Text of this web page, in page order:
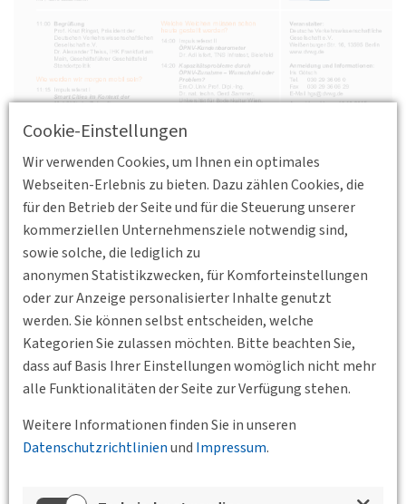
Cookie-Einstellungen
Wir verwenden Cookies, um Ihnen ein optimales
Webseiten-Erlebnis zu bieten. Dazu zählen Cookies, die
für den Betrieb der Seite und für die Steuerung unserer
kommerziellen Unternehmensziele notwendig sind,
sowie solche, die lediglich zu
anonymen Statistikzwecken, für Komforteinstellungen
oder zur Anzeige personalisierter Inhalte genutzt
werden. Sie können selbst entscheiden, welche
Kategorien Sie zulassen möchten. Bitte beachten Sie,
dass auf Basis Ihrer Einstellungen womöglich nicht mehr
alle Funktionalitäten der Seite zur Verfügung stehen.
Weitere Informationen finden Sie in unseren
Datenschutzrichtlinienund Impressum.
Unsere Ballungsgebiete wachsen weiter in die Fläche. Stetig
neuer Mobilitätsbedarf ist die Folge. ÖPNV-Strukturen
müssen mitwachsen, um der steigenden Nachfrage gerecht
zu werden. Ausgewiesene Fachleute möchten Ihnen die
Chancen und Risiken der neuen Lage, aber auch ihre
Lösungsvorschläge und Visionen darlegen und zur Diskussion
stellen.
Wissenschaftliche Leitung: Prof. Dr.-Ing. Frank